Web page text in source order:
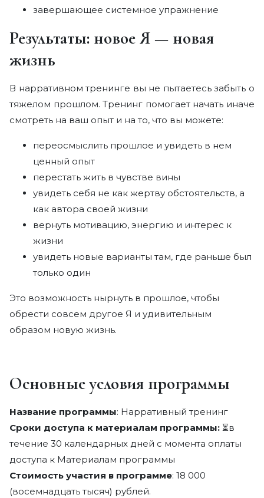
завершающее системное упражнение
Результаты: новое Я — новая
жизнь
В нарративном тренинге вы не пытаетесь забыть о
тяжелом прошлом. Тренинг помогает начать иначе
смотреть на ваш опыт и на то, что вы можете:
переосмыслить прошлое и увидеть в нем
ценный опыт
перестать жить в чувстве вины
увидеть себя не как жертву обстоятельств, а
как автора своей жизни
вернуть мотивацию, энергию и интерес к
жизни
увидеть новые варианты там, где раньше был
только один
Это возможность нырнуть в прошлое, чтобы
обрести совсем другое Я и удивительным
образом новую жизнь.
Основные условия программы
Название программы: Нарративный тренинг
Сроки доступа к материалам программы: ⏳в
течение 30 календарных дней с момента оплаты
доступа к Материалам программы
Стоимость участия в программе: 18 000
(восемнадцать тысяч) рублей.